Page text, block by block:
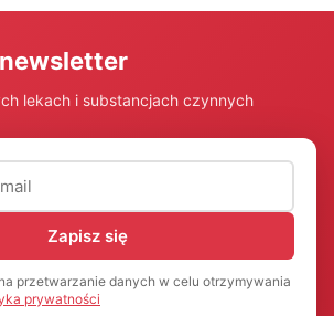
lekach i substancjach czynnych
Zapisz się
przetwarzanie danych w celu otrzymywania
prywatności